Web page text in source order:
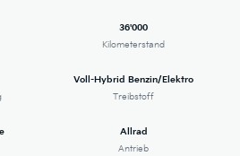
36'000
Kilometerstand
Voll-Hybrid Benzin/Elektro
Treibstoff
Allrad
Antrieb